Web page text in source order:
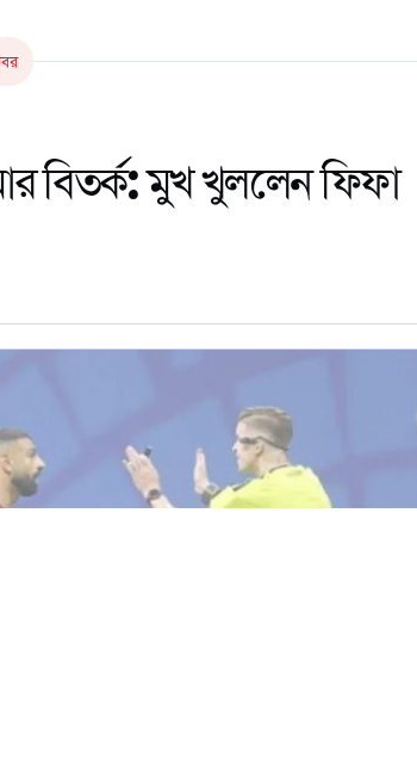
বিতর্ক: মুখ খুললেন ফিফা